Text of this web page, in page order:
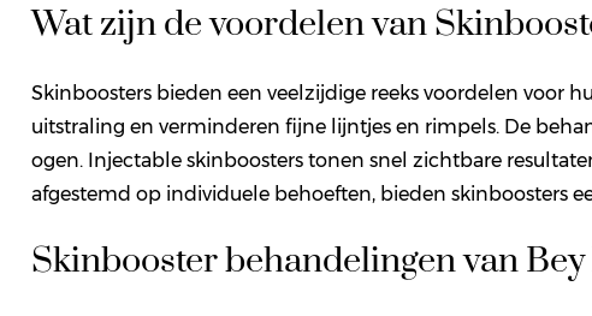
Wat zijn de voordelen van
Skinboosters bieden een veelzijdige reeks voordelen voor
uitstraling en verminderen fijne lijntjes en rimpels. De
ogen. Injectable skinboosters tonen snel zichtbare
afgestemd op individuele behoeften, bieden skinboosters
Skinbooster behandelingen van